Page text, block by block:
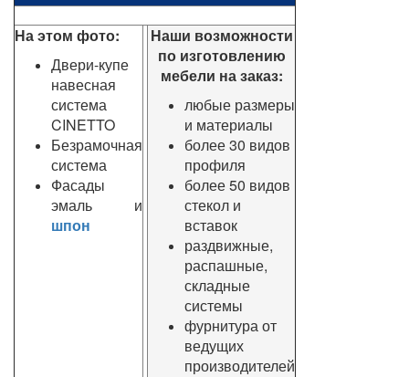
На этом фото:
Двери-купе
навесная
система
CINETTO
Безрамочная
система
Фасады
эмаль и
шпон
Наши возможности
по изготовлению
мебели на заказ:
любые размеры
и материалы
более 30 видов
профиля
более 50 видов
стекол и
вставок
раздвижные,
распашные,
складные
системы
фурнитура от
ведущих
производителей